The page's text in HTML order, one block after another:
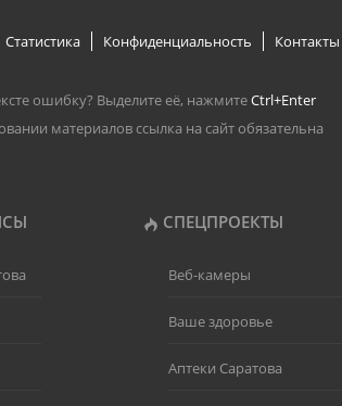
Статистика Конфиденциальность Контакты
ошибку? Выделите её, нажмитеCtrl+Enter
материалов ссылка на сайт обязательна
СПЕЦПРОЕКТЫ
Веб-камеры
Ваше здоровье
Аптеки Саратова